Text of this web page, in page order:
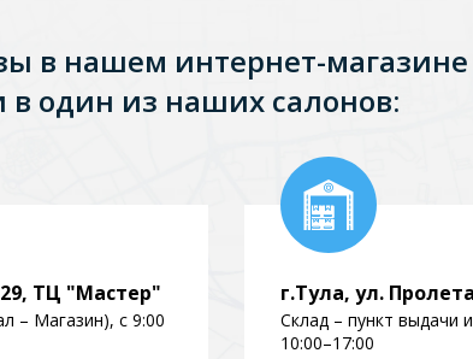
в нашем интернет-магазине
один из наших салонов:
ТЦ "Мастер"
– Магазин), с 9:00
г.Тула, ул.
Склад – пункт выдачи
10:00–17:00